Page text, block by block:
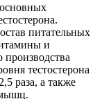
питательных
и
тестостерона
раза, а также